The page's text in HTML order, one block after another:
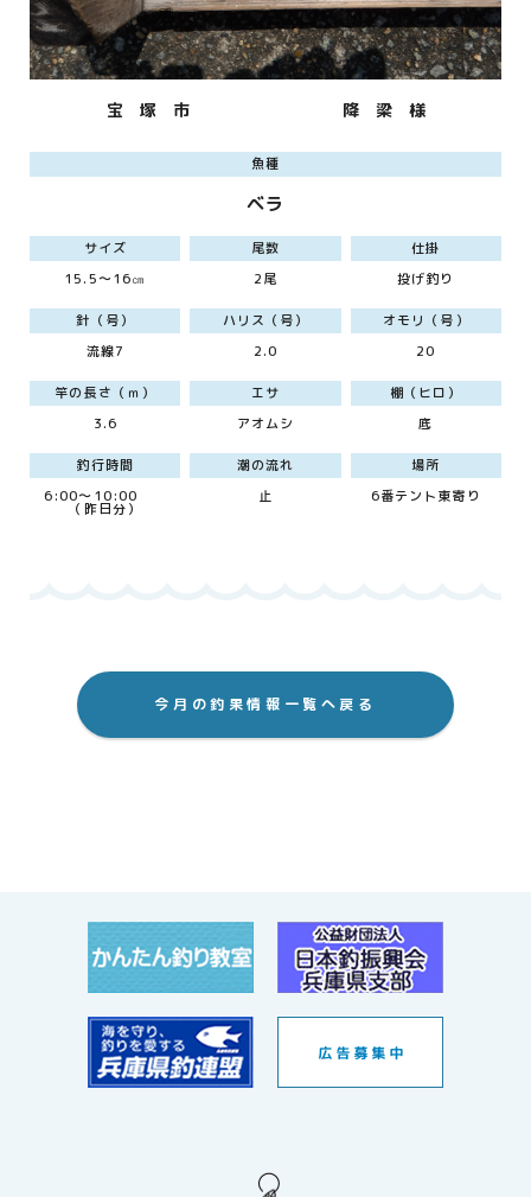
宝 塚 市 降 梁 様
魚種
ベラ
サイズ
15.5～16㎝
尾数
2尾
仕掛
投げ釣り
針（号）
流線7
ハリス（号）
2.0
オモリ（号）
20
竿の長さ（ｍ）
3.6
エサ
アオムシ
棚（ヒロ）
底
釣行時間
6:00～10:00
（昨日分）
潮の流れ
止
場所
6番テント東寄り
今月の釣果情報一覧へ戻る